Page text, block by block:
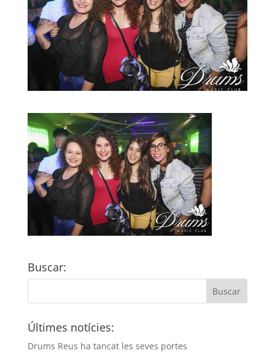
Buscar:
Últimes notícies:
Drums Reus ha tancat les seves portes